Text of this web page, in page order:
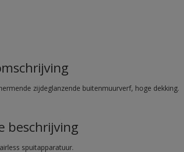
zijdeglanzende buitenmuurverf, hoge dekking.
beschrijving
spuitapparatuur.